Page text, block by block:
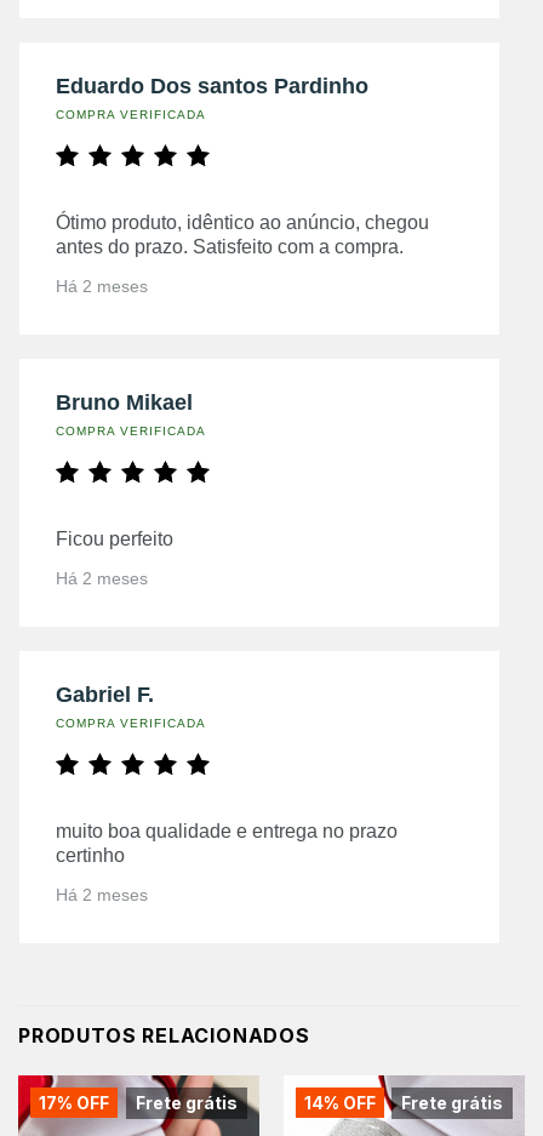
Eduardo Dos santos Pardinho
COMPRA VERIFICADA
Ótimo produto, idêntico ao anúncio, chegou
antes do prazo. Satisfeito com a compra.
Há 2 meses
Bruno Mikael
COMPRA VERIFICADA
Ficou perfeito
Há 2 meses
Gabriel F.
COMPRA VERIFICADA
muito boa qualidade e entrega no prazo
certinho
Há 2 meses
PRODUTOS RELACIONADOS
Frete grátis
17% OFF Frete grátis
14% OFF